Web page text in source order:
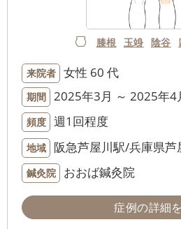
膝根 玉竧 陰谷
来院者 女性 60 代
期間 2025年3月 ～ 2025年4
頻度 週1回程度
地域 阪急芦屋川駅/兵庫県芦
鍼灸院 おおば鍼灸院
症例の詳細